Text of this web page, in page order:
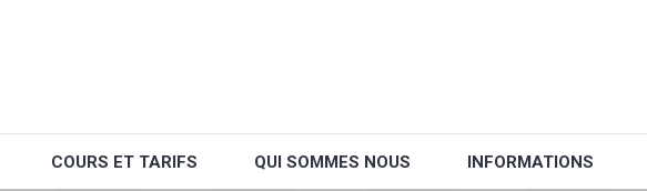
COURS ET TARIFS QUI SOMMES NOUS INFORMATIONS